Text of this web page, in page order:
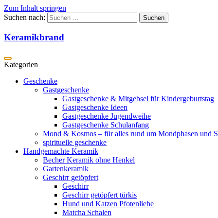
Zum Inhalt springen
Suchen nach:
Keramikbrand
Geschenke
Gastgeschenke
Gastgeschenke & Mitgebsel für Kindergeburtstag
Gastgeschenke Ideen
Gastgeschenke Jugendweihe
Gastgeschenke Schulanfang
Mond & Kosmos – für alles rund um Mondphasen und
spirituelle geschenke
Handgemachte Keramik
Becher Keramik ohne Henkel
Gartenkeramik
Geschirr getöpfert
Geschirr
Geschirr getöpfert türkis
Hund und Katzen Pfotenliebe
Matcha Schalen